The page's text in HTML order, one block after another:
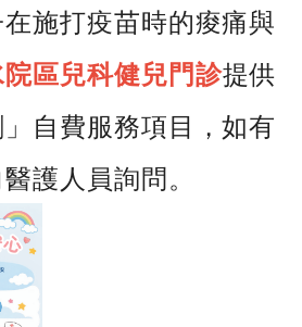
施打疫苗時的痠痛與
區兒科健兒門診提供
」自費服務項目，如有
護人員詢問。